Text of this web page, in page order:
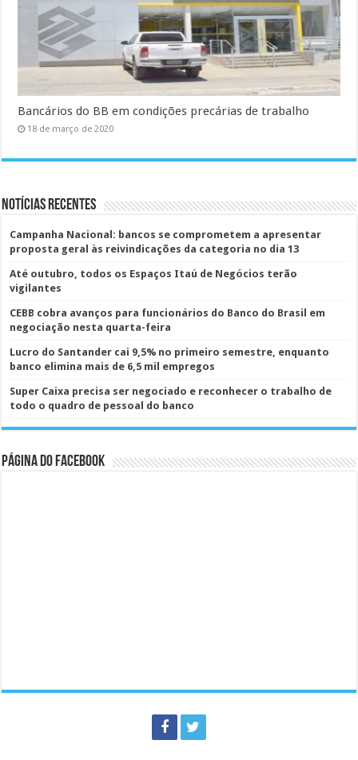
Bancários do BB em condições precárias de trabalho
18 de março de 2020
Notícias Recentes
Campanha Nacional: bancos se comprometem a apresentar
proposta geral às reivindicações da categoria no dia 13
Até outubro, todos os Espaços Itaú de Negócios terão
vigilantes
CEBB cobra avanços para funcionários do Banco do Brasil em
negociação nesta quarta-feira
Lucro do Santander cai 9,5% no primeiro semestre, enquanto
banco elimina mais de 6,5 mil empregos
Super Caixa precisa ser negociado e reconhecer o trabalho de
todo o quadro de pessoal do banco
Página do Facebook